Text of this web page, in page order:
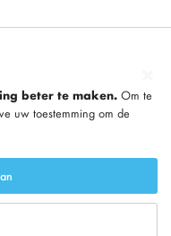
beter te maken. Om te
uw toestemming om de